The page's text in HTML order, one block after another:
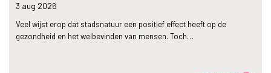
3 aug 2026
Veel wijst erop dat stadsnatuur een positief effect heeft op de
gezondheid en het welbevinden van mensen. Toch…